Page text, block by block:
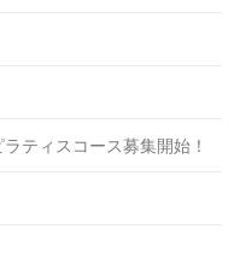
ティスコース募集開始！